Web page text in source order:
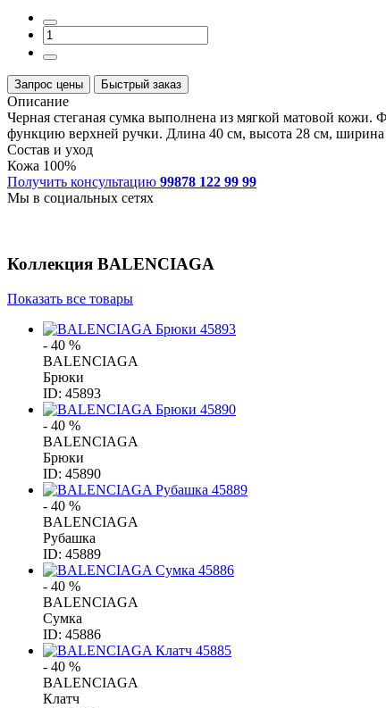
Запрос цены Быстрый заказ
Описание
Черная стеганая сумка выполнена из мягкой матовой
функцию верхней ручки. Длина 40 см, высота 28 см, ширина
Состав и уход
Кожа 100%
Получить консультацию 99878 122 99 99
Мы в социальных сетях
Коллекция BALENCIAGA
Показать все товары
- 40 %
BALENCIAGA
Брюки
ID: 45893
- 40 %
BALENCIAGA
Брюки
ID: 45890
- 40 %
BALENCIAGA
Рубашка
ID: 45889
- 40 %
BALENCIAGA
Сумка
ID: 45886
- 40 %
BALENCIAGA
Клатч